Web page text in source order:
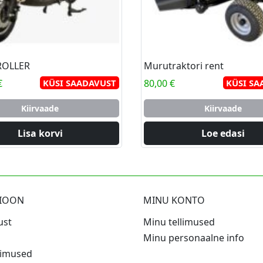
KÜSI SAADAVUST
Kiirvaade
Lisa korvi
Murutraktori rent
80,00€ KÜSI
Kiirvaade
Loe edasi
MINU KONTO
Minu tellimused
Minu personaalne info